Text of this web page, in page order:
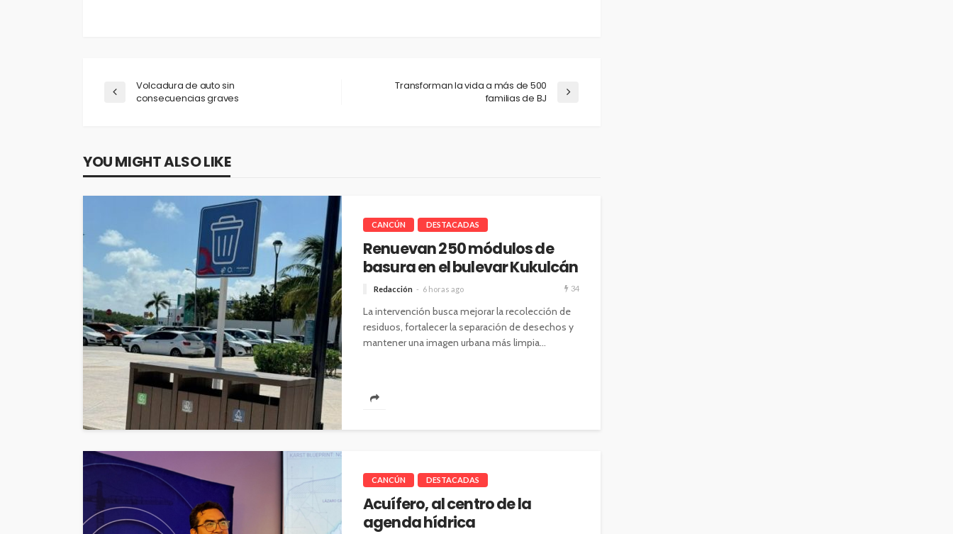
Volcadura de auto sin
consecuencias graves
Transforman la vida a más de 500
familias de BJ
YOU MIGHT ALSO LIKE
CANCÚN DESTACADAS
Renuevan 250 módulos de
basura en el bulevar Kukulcán
Redacción 6 horas ago 34
La intervención busca mejorar la recolección de
residuos, fortalecer la separación de desechos y
mantener una imagen urbana más limpia...
CANCÚN DESTACADAS
Acuífero, al centro de la
agenda hídrica